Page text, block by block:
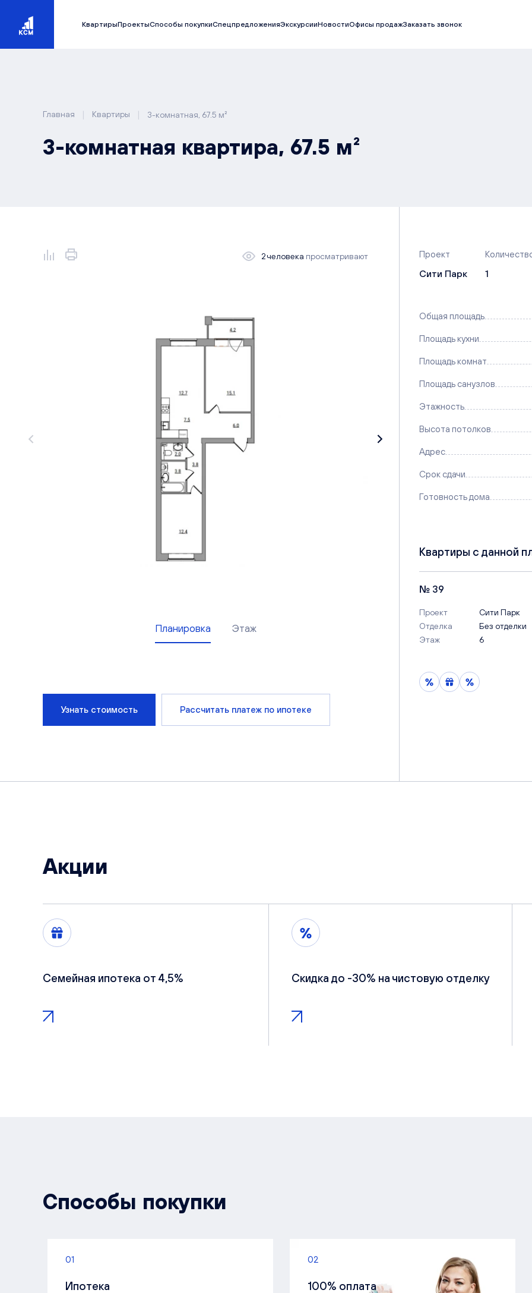
КвартирыПроектыСпособы покупкиСпецпредложенияЭкскурсииНовостиОфисы продажЗаказать звонок
Главная | Квартиры | 3-комнатная, 67.5 м²
3-комнатная квартира, 67.5 м²
2 человека просматривают
Планировка Этаж
Узнать стоимость Рассчитать платеж по ипотеке
Проект
Сити Парк 1
Общая площадь
Площадь кухни
Площадь комнат
Площадь санузлов
Этажность
Высота потолков
Адрес
Срок сдачи
Готовность дома
Квартиры с данной
№ 39
Проект
Сити Парк
Отделка
Без отделки
Этаж
6
Акции
Семейная ипотека от 4,5% Скидка до -30% на чистовую отделку
Способы покупки
01
Ипотека
02
100% оплата